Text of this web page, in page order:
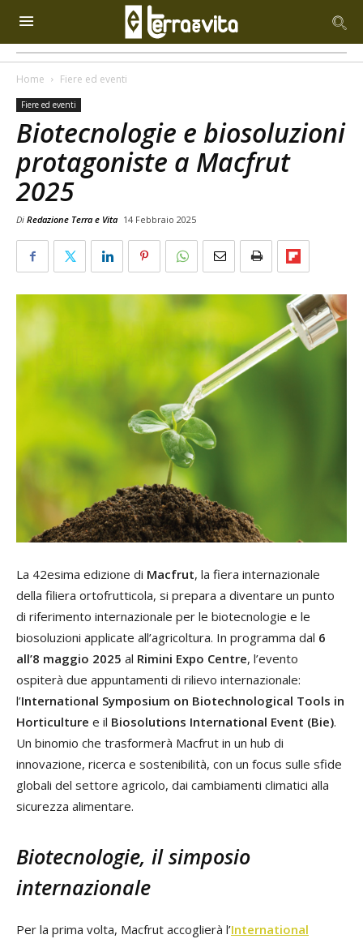
Home Fiere ed eventi
Fiere ed eventi
Biotecnologie e biosoluzioni
protagoniste a Macfrut
2025
Di Redazione Terra e Vita 14 Febbraio 2025
La 42esima edizione di Macfrut, la fiera internazionale
della filiera ortofrutticola, si prepara a diventare un punto
di riferimento internazionale per le biotecnologie e le
biosoluzioni applicate all’agricoltura. In programma dal 6
all’8 maggio 2025 al Rimini Expo Centre, l’evento
ospiterà due appuntamenti di rilievo internazionale:
l’International Symposium on Biotechnological Tools in
Horticulture e il Biosolutions International Event (Bie).
Un binomio che trasformerà Macfrut in un hub di
innovazione, ricerca e sostenibilità, con un focus sulle sfide
globali del settore agricolo, dai cambiamenti climatici alla
sicurezza alimentare.
Biotecnologie, il simposio
internazionale
Per la prima volta, Macfrut accoglierà l’International